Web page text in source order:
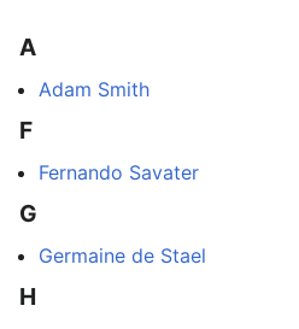
A
Adam Smith
F
Fernando Savater
G
Germaine de Stael
H